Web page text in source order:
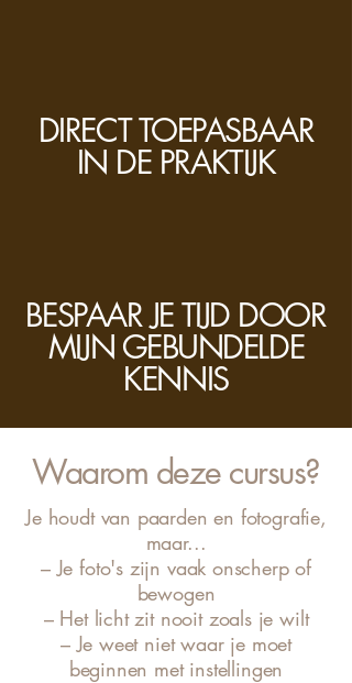
DIRECT TOEPASBAAR
IN DE PRAKTIJK
BESPAAR JE TIJD DOOR
MIJN GEBUNDELDE
KENNIS
Waarom deze cursus?
Je houdt van paarden en fotografie,
maar...
– Je foto's zijn vaak onscherp of
bewogen
– Het licht zit nooit zoals je wilt
– Je weet niet waar je moet
beginnen met instellingen